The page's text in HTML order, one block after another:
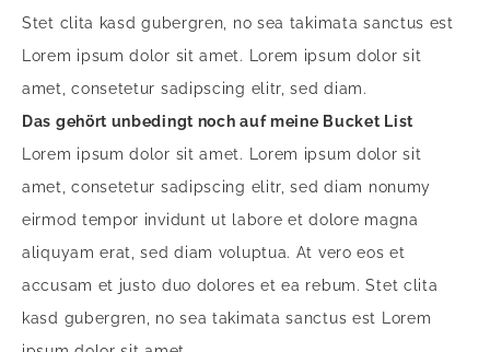
Stet clita kasd gubergren, no sea takimata sanctus est
Lorem ipsum dolor sit amet. Lorem ipsum dolor sit
amet, consetetur sadipscing elitr, sed diam.
Das gehört unbedingt noch auf meine Bucket List
Lorem ipsum dolor sit amet. Lorem ipsum dolor sit
amet, consetetur sadipscing elitr, sed diam nonumy
eirmod tempor invidunt ut labore et dolore magna
aliquyam erat, sed diam voluptua. At vero eos et
accusam et justo duo dolores et ea rebum. Stet clita
kasd gubergren, no sea takimata sanctus est Lorem